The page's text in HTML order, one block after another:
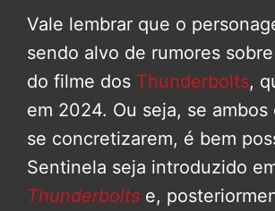
Vale lembrar que o
sendo alvo de rumores
do filme dos Thunderbolts,
em 2024. Ou seja, se ambos
se concretizarem, é bem
Sentinela seja introduzido
Thunderbolts e,